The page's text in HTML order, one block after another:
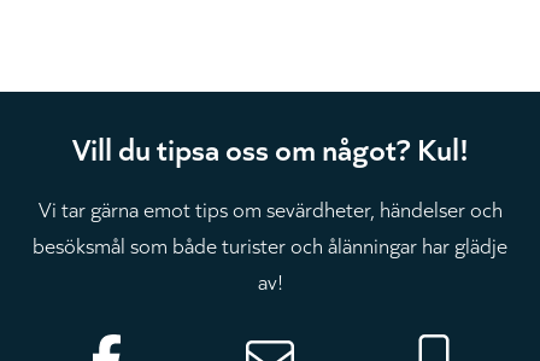
Vill du tipsa oss om något? Kul!
Vi tar gärna emot tips om sevärdheter, händelser och
besöksmål som både turister och ålänningar har glädje
av!